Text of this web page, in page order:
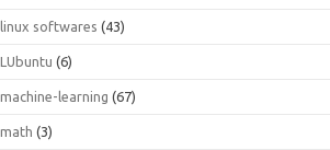
linux softwares (43)
LUbuntu (6)
machine-learning (67)
math (3)